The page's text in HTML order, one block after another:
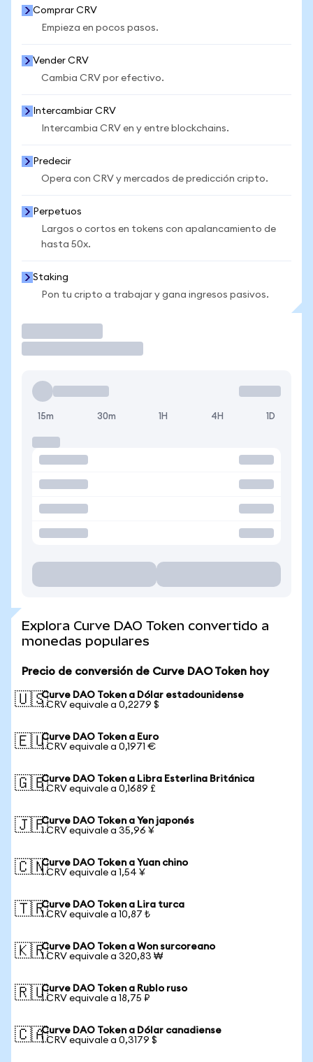
Comprar CRV
Empieza en pocos pasos.
Vender CRV
Cambia CRV por efectivo.
Intercambiar CRV
Intercambia CRV en y entre blockchains.
Predecir
Opera con CRV y mercados de predicción cripto.
Perpetuos
Largos o cortos en tokens con apalancamiento de
hasta 50x.
Staking
Pon tu cripto a trabajar y gana ingresos pasivos.
15m 30m 1H 4H 1D
Explora Curve DAO Token convertido a
monedas populares
Precio de conversión de Curve DAO Token hoy
🇺🇸Curve DAO Token a Dólar estadounidense
1 CRV equivale a 0,2279 $
🇪🇺Curve DAO Token a Euro
1 CRV equivale a 0,1971 €
🇬🇧Curve DAO Token a Libra Esterlina Británica
1 CRV equivale a 0,1689 £
🇯🇵Curve DAO Token a Yen japonés
1 CRV equivale a 35,96 ¥
🇨🇳Curve DAO Token a Yuan chino
1 CRV equivale a 1,54 ¥
🇹🇷Curve DAO Token a Lira turca
1 CRV equivale a 10,87 ₺
🇰🇷Curve DAO Token a Won surcoreano
1 CRV equivale a 320,83 ₩
🇷🇺Curve DAO Token a Rublo ruso
1 CRV equivale a 18,75 ₽
🇨🇦Curve DAO Token a Dólar canadiense
1 CRV equivale a 0,3179 $